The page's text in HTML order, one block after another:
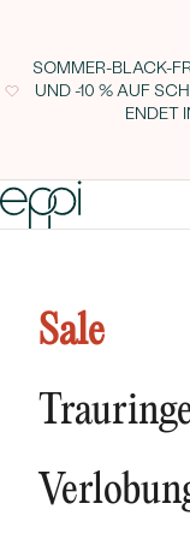
SOMMER-BLACK-
UND -10 % AUF
ENDET
Sale
NEUHEITEN
Diamant